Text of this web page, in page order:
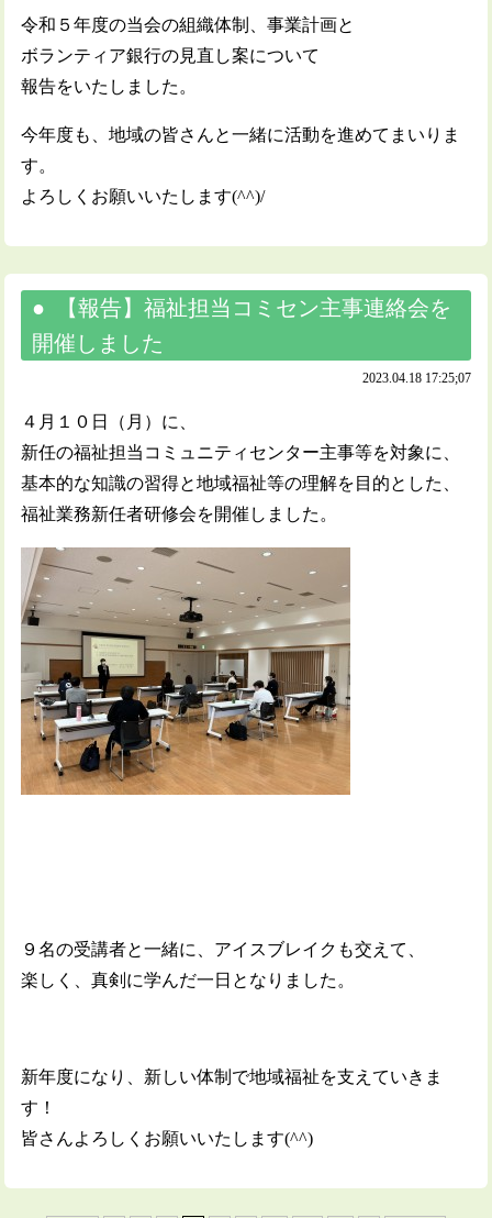
令和５年度の当会の組織体制、事業計画と
ボランティア銀行の見直し案について
報告をいたしました。
今年度も、地域の皆さんと一緒に活動を進めてまいりま
す。
よろしくお願いいたします(^^)/
【報告】福祉担当コミセン主事連絡会を
開催しました
2023.04.18 17:25;07
４月１０日（月）に、
新任の福祉担当コミュニティセンター主事等を対象に、
基本的な知識の習得と地域福祉等の理解を目的とした、
福祉業務新任者研修会を開催しました。
９名の受講者と一緒に、アイスブレイクも交えて、
楽しく、真剣に学んだ一日となりました。
新年度になり、新しい体制で地域福祉を支えていきま
す！
皆さんよろしくお願いいたします(^^)